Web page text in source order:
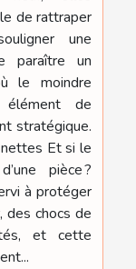
de rattraper
une
paraître un
le moindre
de
stratégique.
Et si le
pièce ?
à protéger
des chocs de
et cette